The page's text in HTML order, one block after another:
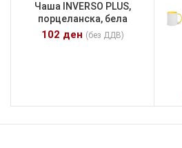
Чаша INVERSO PLUS,
порцеланска, бела
102 ден (без ДДВ)